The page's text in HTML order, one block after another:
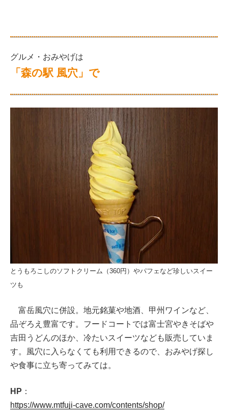
グルメ・おみやげは
「森の駅 風穴」で
とうもろこしのソフトクリーム（360円）やパフェなど珍しいスイー
ツも
富岳風穴に併設。地元銘菓や地酒、甲州ワインなど、
品ぞろえ豊富です。フードコートでは富士宮やきそばや
吉田うどんのほか、冷たいスイーツなども販売していま
す。風穴に入らなくても利用できるので、おみやげ探し
や食事に立ち寄ってみては。
HP ：
https://www.mtfuji-cave.com/contents/shop/